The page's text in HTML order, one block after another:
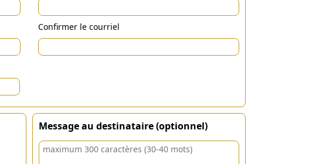
Confirmer le courriel
Message au destinataire (optionnel)